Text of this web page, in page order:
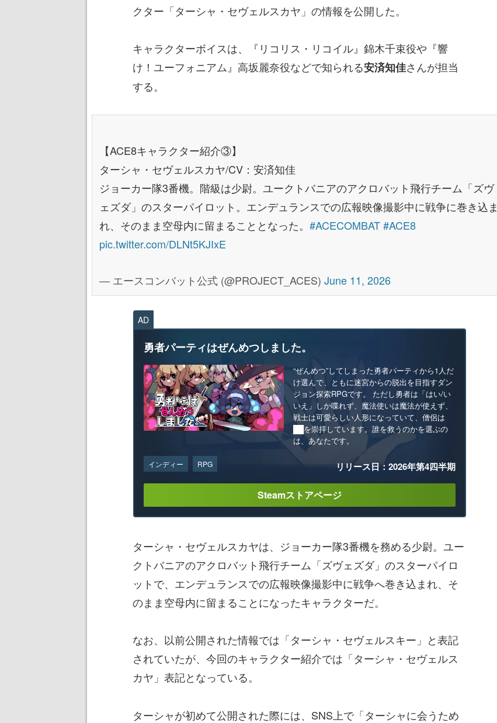
クター「ターシャ・セヴェルスカヤ」の情報を公開した。
キャラクターボイスは、『リコリス・リコイル』錦木千束役や『響
け！ユーフォニアム』高坂麗奈役などで知られる安済知佳さんが担当
する。
【ACE8キャラクター紹介③】
ターシャ・セヴェルスカヤ/CV：安済知佳
ジョーカー隊3番機。階級は少尉。ユークトバニアのアクロバット飛行チーム「ズヴ
ェズダ」のスターパイロット。エンデュランスでの広報映像撮影中に戦争に巻き込ま
れ、そのまま空母内に留まることとなった。 #ACECOMBAT#ACE8
pic.twitter.com/DLNt5KJIxE
— エースコンバット公式 (@PROJECT_ACES) June 11, 2026
AD
勇者パーティはぜんめつしました。
“ぜんめつ”してしまった勇者パーティから1人だ
け選んで、ともに迷宮からの脱出を目指すダン
ジョン探索RPGです。 ただし勇者は「はい/い
いえ」しか喋れず、魔法使いは魔法が使えず、
戦士は可愛らしい人形になっていて、僧侶は
██を崇拝しています。誰を救うのかを選ぶの
は、あなたです。
インディー RPG リリース日：2026年第4四半期
Steamストアページ
ターシャ・セヴェルスカヤは、ジョーカー隊3番機を務める少尉。ユー
クトバニアのアクロバット飛行チーム「ズヴェズダ」のスターパイロ
ットで、エンデュランスでの広報映像撮影中に戦争へ巻き込まれ、そ
のまま空母内に留まることになったキャラクターだ。
なお、以前公開された情報では「ターシャ・セヴェルスキー」と表記
されていたが、今回のキャラクター紹介では「ターシャ・セヴェルス
カヤ」表記となっている。
ターシャが初めて公開された際には、SNS上で「ターシャに会うため